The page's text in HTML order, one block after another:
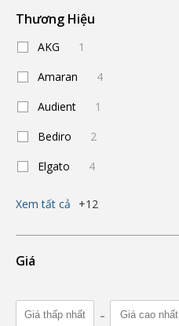
Thương Hiệu
AKG
1
Amaran
4
Audient
1
Bediro
2
Elgato
4
Xem tất cả +12
Giá
-